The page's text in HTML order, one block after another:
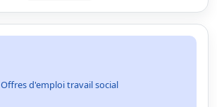
Offres d'emploi travail social